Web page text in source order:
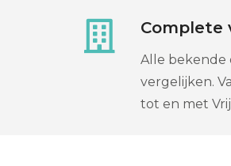
Complete
Alle bekende
vergelijken.
tot en met